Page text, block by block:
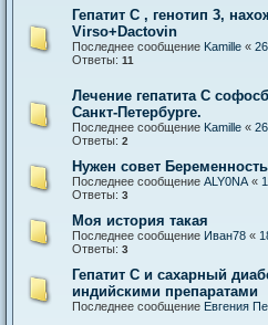
Гепатит С , генотип 3,
Virso+Dactovin
Последнее сообщение Kamille «
Ответы: 11
Лечение гепатита С
Санкт-Петербурге.
Последнее сообщение Kamille «
Ответы: 2
Нужен совет
Последнее сообщение ALY0NA «
Ответы: 3
Моя история такая
Последнее сообщение Иван78 «
Ответы: 3
Гепатит С и сахарный
индийскими препаратами
Последнее сообщение Евгения